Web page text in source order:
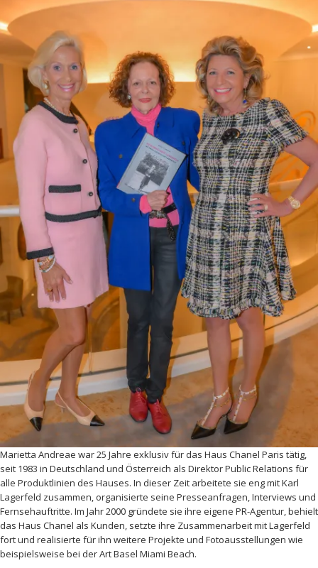
Marietta Andreae war 25 Jahre exklusiv für das Haus Chanel Paris tätig,
seit 1983 in Deutschland und Österreich als Direktor Public Relations für
alle Produktlinien des Hauses. In dieser Zeit arbeitete sie eng mit Karl
Lagerfeld zusammen, organisierte seine Presseanfragen, Interviews und
Fernsehauftritte. Im Jahr 2000 gründete sie ihre eigene PR-Agentur, behielt
das Haus Chanel als Kunden, setzte ihre Zusammenarbeit mit Lagerfeld
fort und realisierte für ihn weitere Projekte und Fotoausstellungen wie
beispielsweise bei der Art Basel Miami Beach.